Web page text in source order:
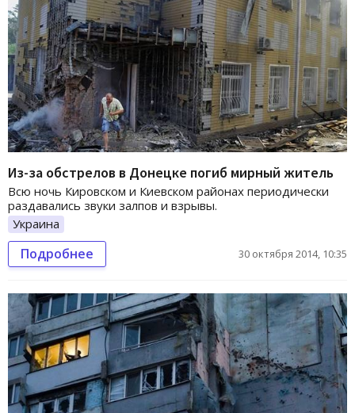
Из-за обстрелов в Донецке погиб мирный житель
Всю ночь Кировском и Киевском районах периодически
раздавались звуки залпов и взрывы.
Украина
Подробнее 30 октября 2014, 10:35